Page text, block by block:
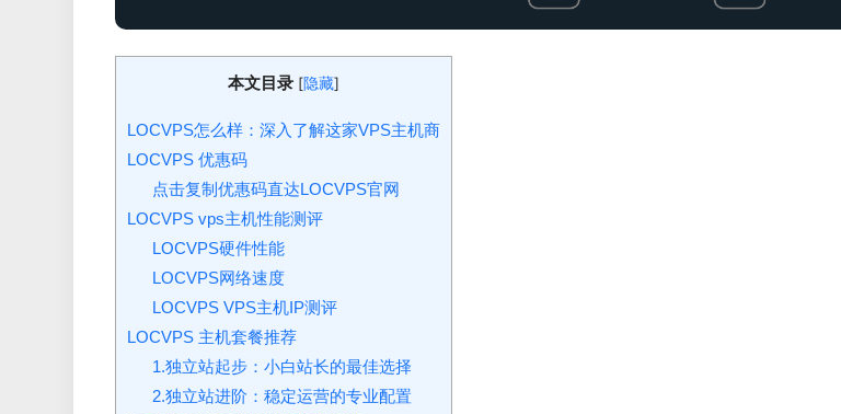
本文目录 [隐藏]
LOCVPS怎么样：深入了解这家VPS主机商
LOCVPS 优惠码
点击复制优惠码直达LOCVPS官网
LOCVPS vps主机性能测评
LOCVPS硬件性能
LOCVPS网络速度
LOCVPS VPS主机IP测评
LOCVPS 主机套餐推荐
1.独立站起步：小白站长的最佳选择
2.独立站进阶：稳定运营的专业配置